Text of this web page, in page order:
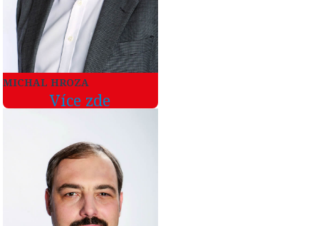
MICHAL HROZA
Více zde